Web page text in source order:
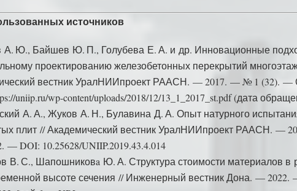
источников
Ю., Байшев Ю. П., Голубева Е. А. и др. Инновационные
проектированию железобетонных перекрытий
вестник УралНИИпроект РААСН. — 2017. — № 1 (32). —
uniip.ru/wp-content/uploads/2018/12/13_1_2017_st.pdf (дата
А. А., Жуков А. Н., Булавина Д. А. Опыт натурного
плит // Академический вестник УралНИИпроект РААСН. —
— DOI: 10.25628/UNIIP.2019.43.4.014
В. С., Шапошниковa Ю. А. Структура стоимости материалов в
высоте сечения // Инженерный вестник Дона. —